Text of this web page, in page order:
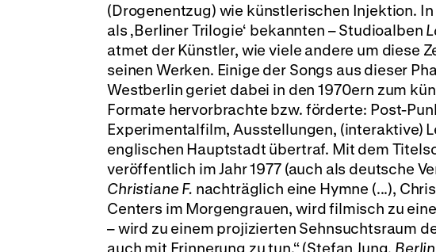
(Drogenentzug) wie künstlerischen Injektion.
als ‚Berliner Trilogie‘ bekannten – Studioalben
atmet der Künstler, wie viele andere um diese
seinen Werken. Einige der Songs aus dieser
Westberlin geriet dabei in den 1970ern zum
Formate hervorbrachte bzw. förderte: Post-
Experimentalfilm, Ausstellungen, (interaktive)
englischen Hauptstadt übertraf. Mit dem
veröffentlich im Jahr 1977 (auch als deutsche
Christiane F. nachträglich eine Hymne (...),
Centers im Morgengrauen, wird filmisch zu
– wird zu einem projizierten Sehnsuchtsraum
auch mit Erinnerung zu tun.“ (Stefan Jung,